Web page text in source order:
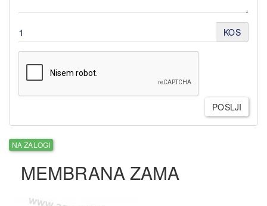
KOS
POŠLJI
NA ZALOGI
MEMBRANA ZAMA